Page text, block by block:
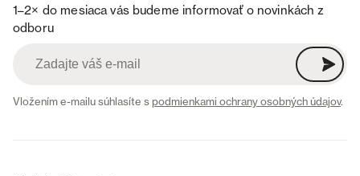
1–2× do mesiaca vás budeme informovať o novinkách z
odboru
Vložením e-mailu súhlasíte spodmienkami ochrany osobných údajov.